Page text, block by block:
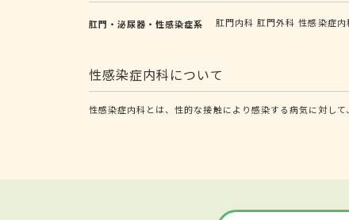
肛門・泌尿器・性感染症系 肛門内科 肛門外科 性感染症内
性感染症内科について
性感染症内科とは、性的な接触により感染する病気に対し